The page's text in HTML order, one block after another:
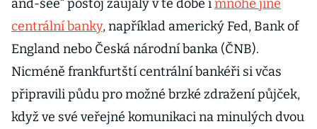
and-see“ postoj zaujaly v té době imnohé jiné
centrální banky, například americký Fed, Bank of
England nebo Česká národní banka (ČNB).
Nicméně frankfurtští centrální bankéři si včas
připravili půdu pro možné brzké zdražení půjček,
když ve své veřejné komunikaci na minulých dvou